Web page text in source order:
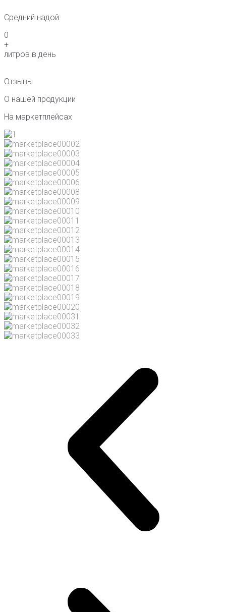
Средний надой:
0
+
литров в день
Отзывы
О нашей продукции
На маркетплейсах